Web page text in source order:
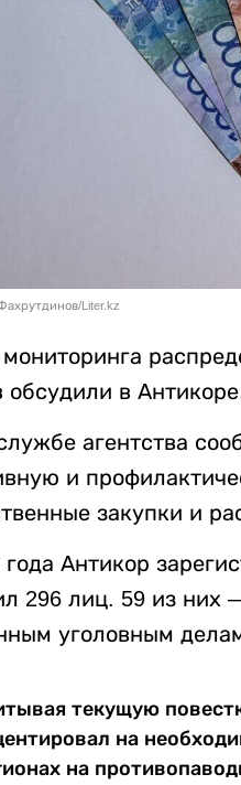
Liter.kz
обсудили в
агентства
и
закупки и
Антикор
296 лиц. 59 из них
уголовным
текущую
на
на